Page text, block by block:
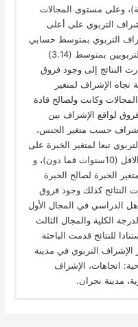
وعلى مستوى المجالات
التربوي على أعلى
الإشراف التربوي بمتوسط حسابي
(3.31)، وأخيرا مجال أداور المشرفين التربويين بمتوسط (3.14)
النتائج إلى وجود فروق
تجاه الإشراف لمتغير
وكانت ولصالح قادة
لواقع الإشراف بين
حسب متغير الجنس،
تبعا لمتغير الخبرة على
الدرجة الكلية للأداة لصالح ذوي الخبرة الاقل (10سنوات فما دون)، و
الخبرة لصالح الخبرة
النتائج كذلك وجود فروق
الدراسي في المجال الأول
الكلية والمجال الثالث
للنتائج قدمت الباحثة
التربوي في مدينة
اتجاهات، الإشراف
مدينة نجران.